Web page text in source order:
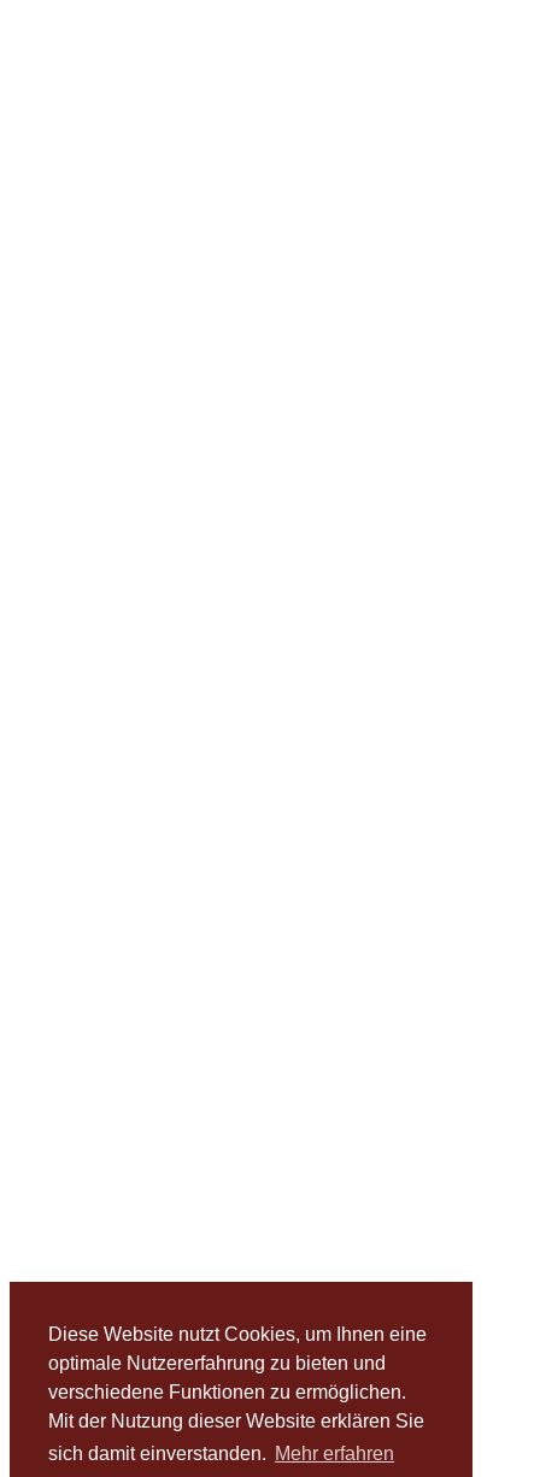
Diese Website nutzt Cookies, um Ihnen eine
optimale Nutzererfahrung zu bieten und
verschiedene Funktionen zu ermöglichen.
Mit der Nutzung dieser Website erklären Sie
sich damit einverstanden. Mehr erfahren